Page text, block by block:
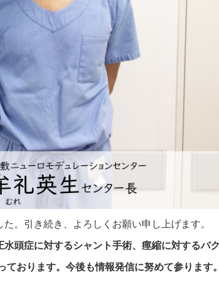
。引き続き、よろしくお願い申し上げます。
頭症に対するシャント手術、痙縮に対するバ
ております。今後も情報発信に努めて参ります